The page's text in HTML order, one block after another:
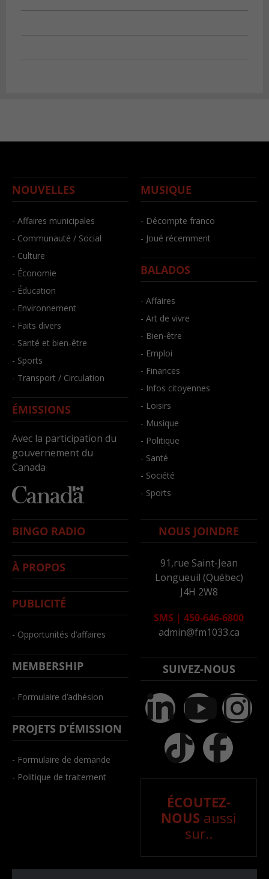
NOUVELLES
- Affaires municipales
- Communauté / Social
- Culture
- Économie
- Éducation
- Environnement
- Faits divers
- Santé et bien-être
- Sports
- Transport / Circulation
ÉMISSIONS
Avec la participation du
gouvernement du
Canada
MUSIQUE
- Décompte franco
- Joué récemment
BALADOS
- Affaires
- Art de vivre
- Bien-être
- Emploi
- Finances
- Infos citoyennes
- Loisirs
- Musique
- Politique
- Santé
- Société
- Sports
BINGO RADIO
À PROPOS
PUBLICITÉ
- Opportunités d’affaires
MEMBERSHIP
- Formulaire d’adhésion
PROJETS D’ÉMISSION
- Formulaire de demande
- Politique de traitement
NOUS JOINDRE
91,rue Saint-Jean
Longueuil (Québec)
J4H 2W8
SMS | 450-646-6800
admin@fm1033.ca
SUIVEZ-NOUS
ÉCOUTEZ-
NOUS aussi
sur..